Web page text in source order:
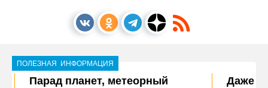
ПОЛЕЗНАЯ ИНФОРМАЦИЯ
Парад планет, метеорный
Даже